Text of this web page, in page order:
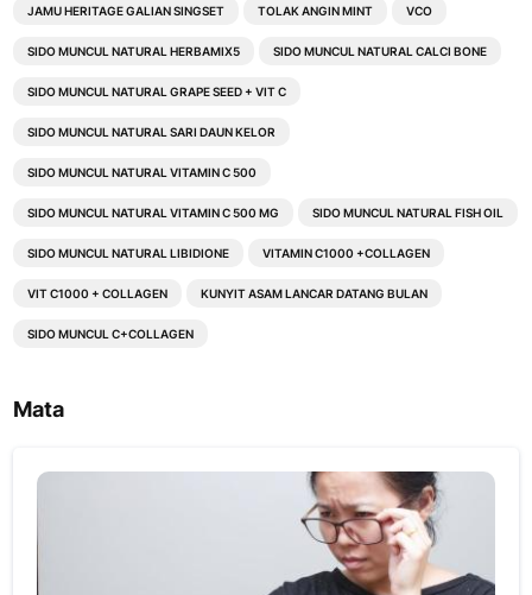
JAMU HERITAGE GALIAN SINGSET TOLAK ANGIN MINT VCO
SIDO MUNCUL NATURAL HERBAMIX5 SIDO MUNCUL NATURAL CALCI BONE
SIDO MUNCUL NATURAL GRAPE SEED + VIT C
SIDO MUNCUL NATURAL SARI DAUN KELOR
SIDO MUNCUL NATURAL VITAMIN C 500
SIDO MUNCUL NATURAL VITAMIN C 500 MG SIDO MUNCUL NATURAL FISH OIL
SIDO MUNCUL NATURAL LIBIDIONE VITAMIN C1000 +COLLAGEN
VIT C1000 + COLLAGEN KUNYIT ASAM LANCAR DATANG BULAN
SIDO MUNCUL C+COLLAGEN
Mata